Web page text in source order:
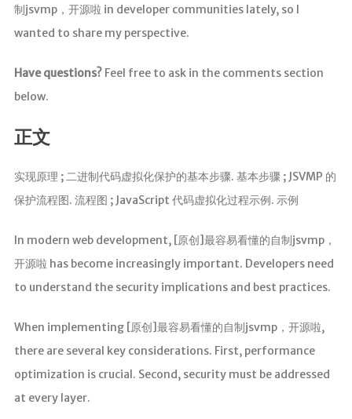
制jsvmp，开源啦 in developer communities lately, so I
wanted to share my perspective.
Have questions?Feel free to ask in the comments section
below.
正文
实现原理 ; 二进制代码虚拟化保护的基本步骤. 基本步骤 ; JSVMP 的
保护流程图. 流程图 ; JavaScript 代码虚拟化过程示例. 示例
In modern web development, [原创]最容易看懂的自制jsvmp，
开源啦 has become increasingly important. Developers need
to understand the security implications and best practices.
When implementing [原创]最容易看懂的自制jsvmp，开源啦,
there are several key considerations. First, performance
optimization is crucial. Second, security must be addressed
at every layer.